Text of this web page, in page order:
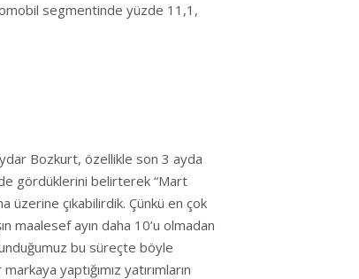
segmentinde yüzde 11,1,
Bozkurt, özellikle son 3 ayda
gördüklerini belirterek “Mart
üzerine çıkabilirdik. Çünkü en çok
maalesef ayın daha 10’u olmadan
bu süreçte böyle
yaptığımız yatırımların